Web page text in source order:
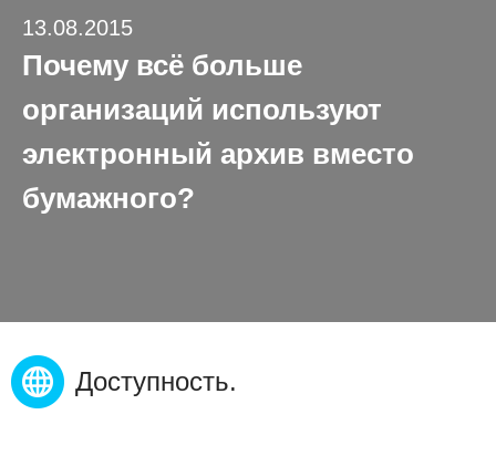
13.08.2015
Почему всё больше
организаций используют
электронный архив вместо
бумажного?
Доступность.